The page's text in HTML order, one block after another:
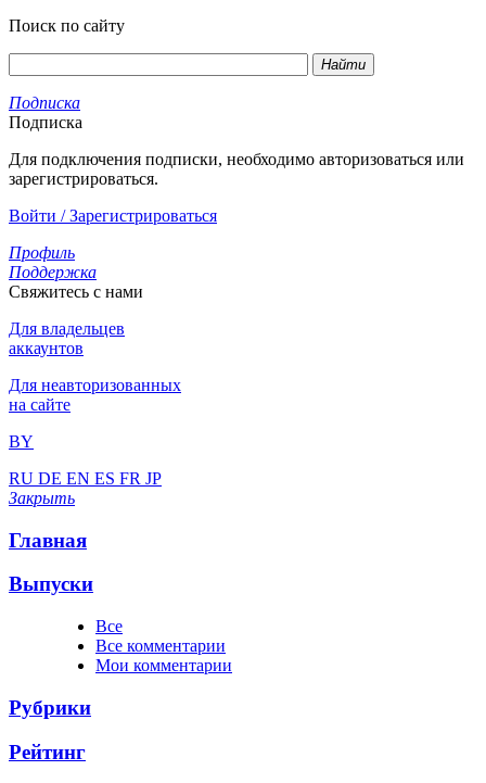
Поиск по сайту
Найти
Подписка
Подписка
Для подключения подписки, необходимо авторизоваться или
зарегистрироваться.
Войти / Зарегистрироваться
Профиль
Поддержка
Свяжитесь с нами
Для владельцев
аккаунтов
Для неавторизованных
на сайте
BY
RU DE EN ES FR JP
Закрыть
Главная
Выпуски
Все
Все комментарии
Мои комментарии
Рубрики
Рейтинг